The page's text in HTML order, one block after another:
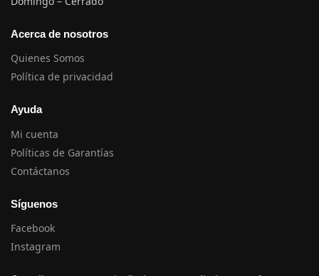
Acerca de nosotros
Quienes Somos
Política de privacidad
Ayuda
Mi cuenta
Políticas de Garantías
Contáctanos
Síguenos
Facebook
Instagram